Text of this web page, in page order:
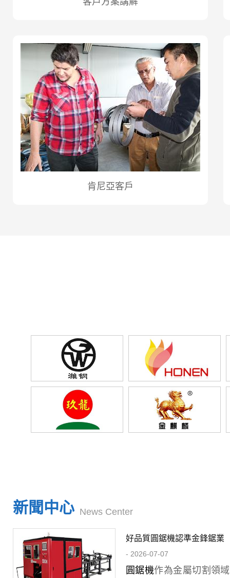
肯尼亞客戶
俄羅斯客戶
山東五征集團 山東墨龍集團
河南中孚實業 成都西菱
新聞中心 News Center
好品質圓鋸機認準金鋒鋸業
- 2026-07-07
圓鋸機作為金屬切割領